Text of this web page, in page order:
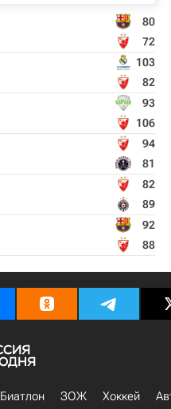
80
72
103
82
93
106
94
81
82
89
92
88
Биатлон ЗОЖ Хоккей